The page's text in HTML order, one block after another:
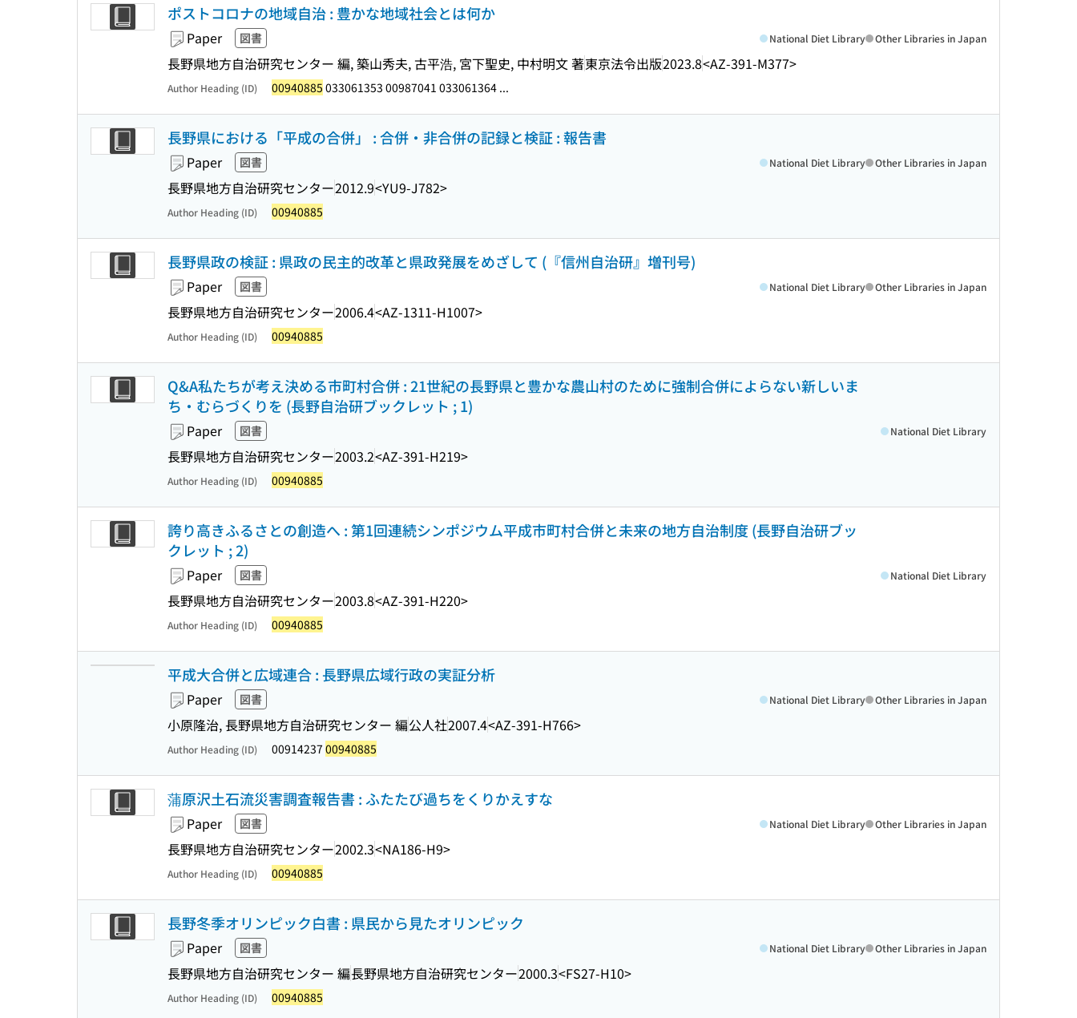
ポストコロナの地域自治 : 豊かな地域社会とは何か
Paper 図書
長野県地方自治研究センター 編, 築山秀夫, 古平浩, 宮下聖史, 中村明文 著東京法令出版2023.8<AZ-391-M377>
National Diet Library Other Libraries in Japan
Author Heading (ID) 00940885 033061353 00987041 033061364 ...
長野県における「平成の合併」 : 合併・非合併の記録と検証 : 報告書
Paper 図書
長野県地方自治研究センター2012.9<YU9-J782>
National Diet Library Other Libraries in Japan
Author Heading (ID) 00940885
長野県政の検証 : 県政の民主的改革と県政発展をめざして (『信州自治研』増刊号)
Paper 図書
長野県地方自治研究センター2006.4<AZ-1311-H1007>
National Diet Library Other Libraries in Japan
Author Heading (ID) 00940885
Q&A私たちが考え決める市町村合併 : 21世紀の長野県と豊かな農山村のために強制合併によらない新しいま
ち・むらづくりを (長野自治研ブックレット ; 1)
Paper 図書
長野県地方自治研究センター2003.2<AZ-391-H219>
National Diet Library
Author Heading (ID) 00940885
誇り高きふるさとの創造へ : 第1回連続シンポジウム平成市町村合併と未来の地方自治制度 (長野自治研ブッ
クレット ; 2)
Paper 図書
長野県地方自治研究センター2003.8<AZ-391-H220>
National Diet Library
Author Heading (ID) 00940885
平成大合併と広域連合 : 長野県広域行政の実証分析
Paper 図書
小原隆治, 長野県地方自治研究センター 編公人社2007.4<AZ-391-H766>
National Diet Library Other Libraries in Japan
Author Heading (ID) 00914237 00940885
蒲原沢土石流災害調査報告書 : ふたたび過ちをくりかえすな
Paper 図書
長野県地方自治研究センター2002.3<NA186-H9>
National Diet Library Other Libraries in Japan
Author Heading (ID) 00940885
長野冬季オリンピック白書 : 県民から見たオリンピック
Paper 図書
長野県地方自治研究センター 編長野県地方自治研究センター2000.3<FS27-H10>
National Diet Library Other Libraries in Japan
Author Heading (ID) 00940885